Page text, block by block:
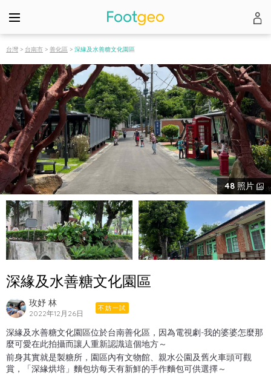
台灣 > 台南市 > 善化區 > 深緣及水善糖文化園區
48 照片
深緣及水善糖文化園區
玫妤 林
2022年12月26日
不妨一試
深緣及水善糖文化園區位於台南善化區，因為電視劇-我的婆婆怎麼那
麼可愛在此拍攝而讓人重新認識這個地方～
前身其實就是製糖所，園區內有文物館、親水公園及舊火車頭可觀
賞，「深緣烘培」麵包坊每天有新鮮的手作麵包可供選擇～